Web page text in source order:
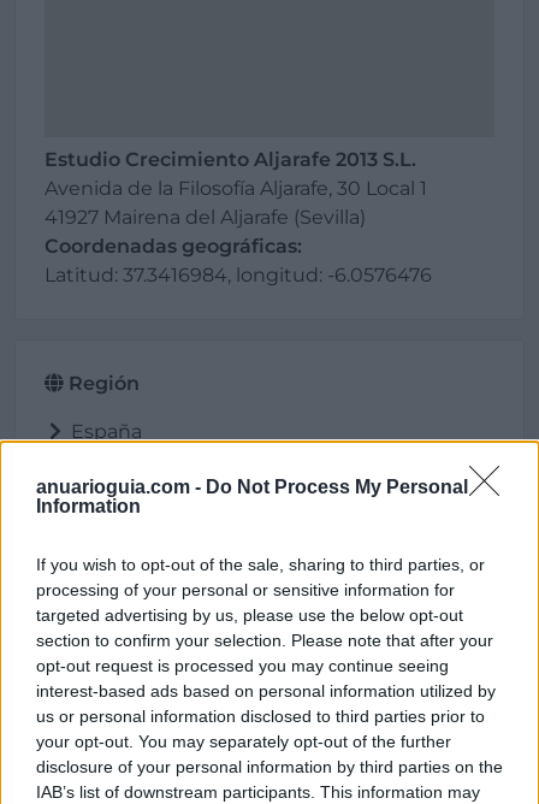
anuarioguia.com - Do Not Process My Personal
Information
If you wish to opt-out of the sale, sharing to third parties, or
processing of your personal or sensitive information for
targeted advertising by us, please use the below opt-out
section to confirm your selection. Please note that after your
opt-out request is processed you may continue seeing
interest-based ads based on personal information utilized by
us or personal information disclosed to third parties prior to
your opt-out. You may separately opt-out of the further
disclosure of your personal information by third parties on the
IAB’s list of downstream participants. This information may
Estudio Crecimiento Aljarafe 2013 S.L.
Avenida de la Filosofía Aljarafe, 30 Local 1
41927 Mairena del Aljarafe (Sevilla)
Coordenadas geográficas:
Latitud: 37.3416984, longitud: -6.0576476
Región
España
Sevilla
Mairena del Aljarafe
Contacto
Dirección
Avenida de la Filosofía Aljarafe, 30
Local 1